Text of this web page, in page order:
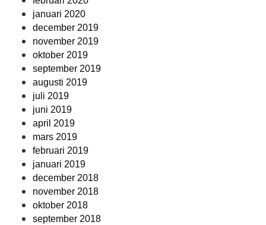
januari 2020
december 2019
november 2019
oktober 2019
september 2019
augusti 2019
juli 2019
juni 2019
april 2019
mars 2019
februari 2019
januari 2019
december 2018
november 2018
oktober 2018
september 2018